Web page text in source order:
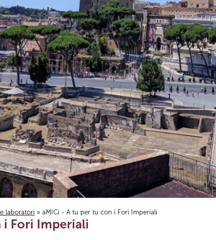
laboratori » aMICi - A tu per tu con i Fori Imperiali
i Fori Imperiali